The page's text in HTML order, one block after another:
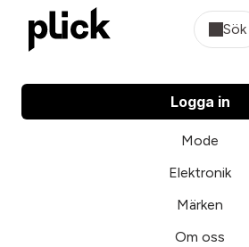
Sök
Logga in
Mode
Elektronik
Märken
Om oss